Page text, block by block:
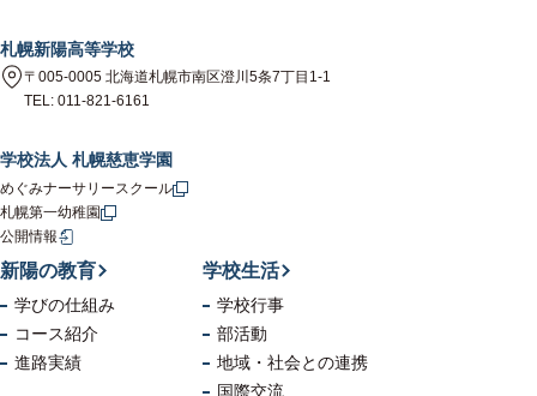
札幌新陽高等学校
〒005-0005 北海道札幌市南区澄川5条7丁目1-1
TEL: 011-821-6161
学校法人 札幌慈恵学園
めぐみナーサリースクール
札幌第一幼稚園
公開情報
新陽の教育
学びの仕組み
コース紹介
進路実績
学校生活
学校行事
部活動
地域・社会との連携
国際交流